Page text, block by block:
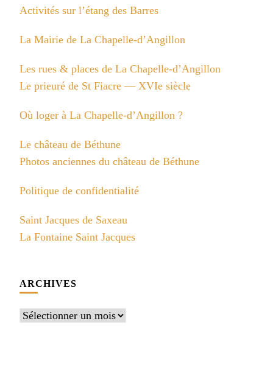
Activités sur l’étang des Barres
La Mairie de La Chapelle-d’Angillon
Les rues & places de La Chapelle-d’Angillon
Le prieuré de St Fiacre — XVIe siècle
Où loger à La Chapelle-d’Angillon ?
Le château de Béthune
Photos anciennes du château de Béthune
Politique de confidentialité
Saint Jacques de Saxeau
La Fontaine Saint Jacques
ARCHIVES
Archives